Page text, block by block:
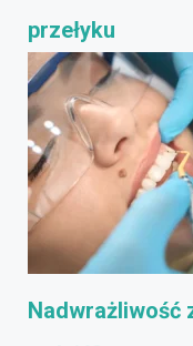
przełyku
Nadwrażliwość